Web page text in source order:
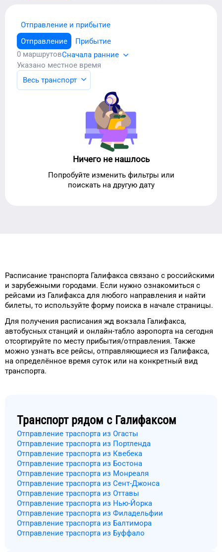
Отправление и прибытие
Отправление
Прибытие
0 маршрутовСначала ранние
Указано местное время
Весь транспорт
Ничего не нашлось
Попробуйте изменить фильтры или
поискать на другую дату
Расписание транспорта Галифакса связано с российскими
и зарубежными городами. Если нужно ознакомиться с
рейсами из Галифакса для любого направления и найти
билеты, то используйте форму поиска в начале страницы.
Для получения расписания жд вокзала Галифакса,
автобусных станций и онлайн-табло аэропорта на сегодня
отсортируйте по месту прибытия/отправления. Также
можно узнать все рейсы, отправляющиеся из Галифакса,
на определённое время суток или на конкретный вид
транспорта.
Транспорт рядом с Галифаксом
Отправление траспорта из Огасты
Отправление траспорта из Портленда
Отправление траспорта из Квебека
Отправление траспорта из Бостона
Отправление траспорта из Монреаля
Отправление траспорта из Сент-Джонса
Отправление траспорта из Оттавы
Отправление траспорта из Нью-Йорка
Отправление траспорта из Филадельфии
Отправление траспорта из Балтимора
Отправление траспорта из Буффало